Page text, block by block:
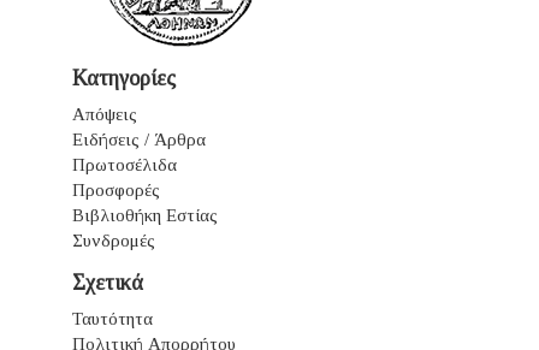
Κατηγορίες
Απόψεις
Ειδήσεις / Άρθρα
Πρωτοσέλιδα
Προσφορές
Βιβλιοθήκη Εστίας
Συνδρομές
Σχετικά
Ταυτότητα
Πολιτική Απορρήτου